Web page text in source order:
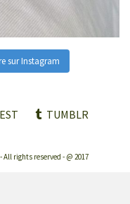
sur Instagram
TUMBLR
rights reserved - @ 2017